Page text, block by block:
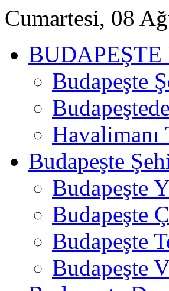
Cumartesi, 08
Budapeşte
Budapeşte
Budapeşte
Budapeşte
Budapeşte
Budapeşte